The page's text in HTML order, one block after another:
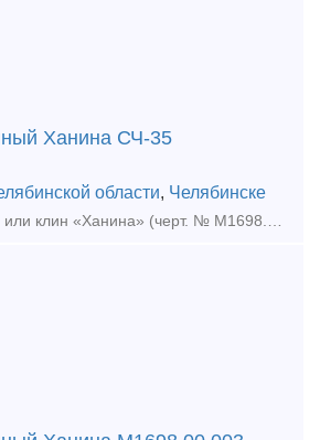
Ханина СЧ-35
области, Челябинске